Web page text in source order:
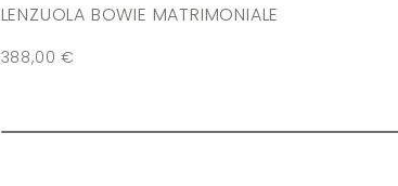
LENZUOLA BOWIE MATRIMONIALE
388,00€